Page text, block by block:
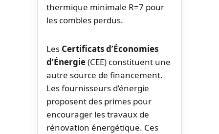
thermique minimale R=7 pour
les combles perdus.
Les Certificats d’Économies
d’Énergie(CEE) constituent une
autre source de financement.
Les fournisseurs d’énergie
proposent des primes pour
encourager les travaux de
rénovation énergétique. Ces